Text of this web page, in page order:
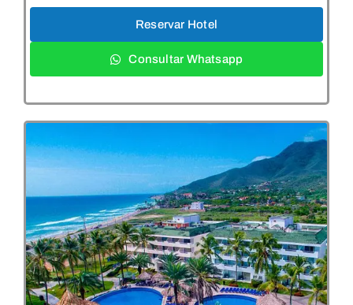
Reservar Hotel
Consultar Whatsapp